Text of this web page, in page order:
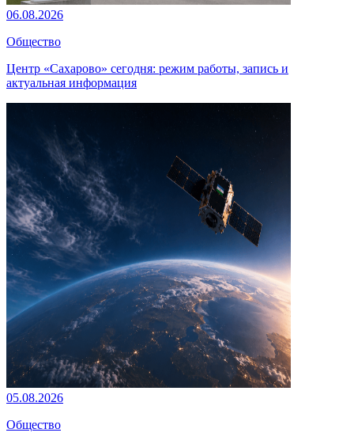
06.08.2026
Общество
Центр «Сахарово» сегодня: режим работы, запись и
актуальная информация
05.08.2026
Общество